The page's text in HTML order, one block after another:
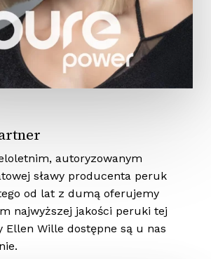
produktów w koszyku.
Wróć Do Sklepu
autoryzowanym
sławy producenta peruk
od lat z dumą oferujemy
najwyższej jakości peruki tej
Ellen Wille dostępne są u nas